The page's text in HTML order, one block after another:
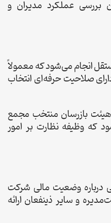
عملکرد مدیران و
انجام می‌شود که معمولاً
صلاحیت حرفه‌ای انتخاب
هیئت بازرسان منتخب مجمع
که وظیفه نظارت بر امور
درباره وضعیت مالی شرکت
و سایر ذینفعان ارائه